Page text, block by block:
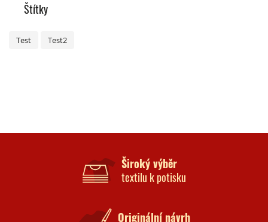
Štítky
Test Test2
Široký výběr
textilu k potisku
Originální návrh